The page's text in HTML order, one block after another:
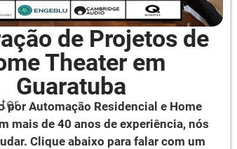
de Projetos de
Theater em
Guaratuba
por Automação Residencial e Home
mais de 40 anos de experiência, nós
Clique abaixo para falar com um